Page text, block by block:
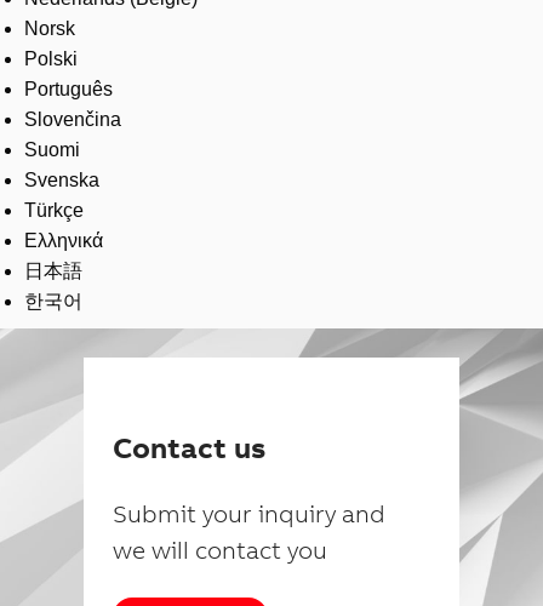
Norsk
Polski
Português
Slovenčina
Suomi
Svenska
Türkçe
Ελληνικά
日本語
한국어
Contact us
Submit your inquiry and
we will contact you